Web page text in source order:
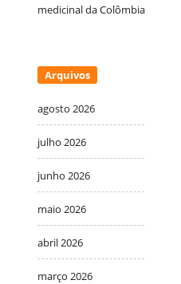
medicinal da Colômbia
Arquivos
agosto 2026
julho 2026
junho 2026
maio 2026
abril 2026
março 2026